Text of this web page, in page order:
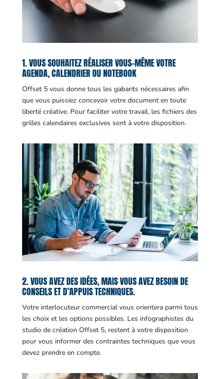
1. VOUS SOUHAITEZ RÉALISER VOUS-MÊME VOTRE
AGENDA, CALENDRIER OU NOTEBOOK
Offset 5 vous donne tous les gabarits nécessaires afin
que vous puissiez concevoir votre document en toute
liberté créative. Pour faciliter votre travail, les fichiers des
grilles calendaires exclusives sont à votre disposition.
2. VOUS AVEZ DES IDÉES, MAIS VOUS AVEZ BESOIN DE
CONSEILS ET D’APPUIS TECHNIQUES.
Votre interlocuteur commercial vous orientera parmi tous
les choix et les options possibles. Les infographistes du
studio de création Offset 5, restent à votre disposition
pour vous informer des contraintes techniques que vous
devez prendre en compte.